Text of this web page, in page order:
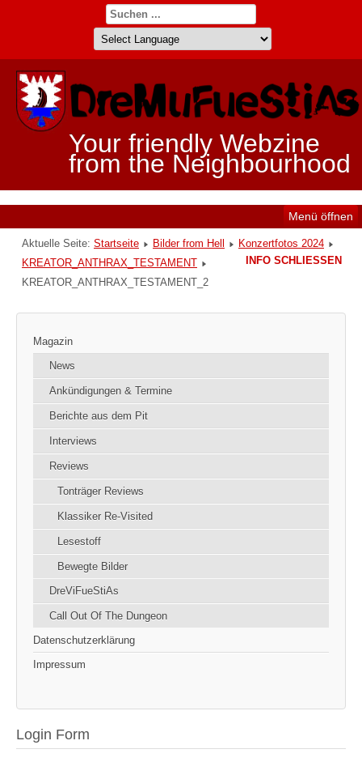
Your friendly Webzine
from the Neighbourhood
Menü öffnen
Aktuelle Seite: Startseite Bilder from Hell
Konzertfotos 2024
KREATOR_ANTHRAX_TESTAMENT
KREATOR_ANTHRAX_TESTAMENT_2
Magazin
News
Ankündigungen & Termine
Berichte aus dem Pit
Interviews
Reviews
Tonträger Reviews
Klassiker Re-Visited
Lesestoff
Bewegte Bilder
DreViFueStiAs
Call Out Of The Dungeon
Datenschutzerklärung
Impressum
Login Form
INFO SCHLIESSEN